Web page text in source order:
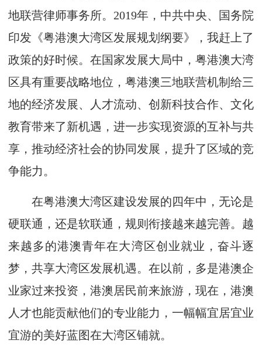
地联营律师事务所。2019年，中共中央、国务院
印发《粤港澳大湾区发展规划纲要》，我赶上了
政策的好时候。在国家发展大局中，粤港澳大湾
区具有重要战略地位，粤港澳三地联营机制给三
地的经济发展、人才流动、创新科技合作、文化
教育带来了新机遇，进一步实现资源的互补与共
享，推动经济社会的协同发展，提升了区域的竞
争能力。
在粤港澳大湾区建设发展的四年中，无论是
硬联通，还是软联通，规则衔接越来越完善。越
来越多的港澳青年在大湾区创业就业，奋斗逐
梦，共享大湾区发展机遇。在以前，多是港澳企
业家过来投资，港澳居民前来旅游，现在，港澳
人才也能贡献他们的专业能力，一幅幅宜居宜业
宜游的美好蓝图在大湾区铺就。